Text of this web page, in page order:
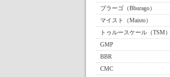
ブラーゴ（Bburago）
マイスト（Maisto）
トゥルースケール（TSM）
GMP
BBR
CMC